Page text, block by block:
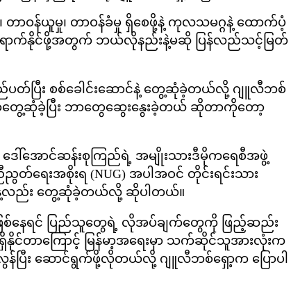
ဝန်ယူမှု၊ တာဝန်ခံမှု ရှိစေဖို့နဲ့ ကုလသမဂ္ဂနဲ့ ထောက်ပံ့
ာက်နိုင်ဖို့အတွက် ဘယ်လိုနည်းနဲ့မဆို ပြန်လည်သင့်မြတ်
ပတ်ပြီး စစ်ခေါင်းဆောင်နဲ့ တွေ့ဆုံခဲ့တယ်လို့ ဂျူလီဘစ်
ာတွေ့ဆုံခဲ့ပြီး ဘာတွေဆွေးနွေးခဲ့တယ် ဆိုတာကိုတော့
ဒေါ်အောင်ဆန်းစုကြည်ရဲ့ အမျိုးသားဒီမိုကရေစီအဖွဲ့
ညွတ်ရေးအစိုးရ (NUG) အပါအဝင် တိုင်းရင်းသား
ည်း တွေ့ဆုံခဲ့တယ်လို့ ဆိုပါတယ်။
နေရင် ပြည်သူတွေရဲ့ လိုအပ်ချက်တွေကို ဖြည့်ဆည်း
င်တာကြောင့် မြန်မာ့အရေးမှာ သက်ဆိုင်သူအားလုံးက
ပြီး ဆောင်ရွက်ဖို့လိုတယ်လို့ ဂျူလီဘစ်ရှော့က ပြောပါ